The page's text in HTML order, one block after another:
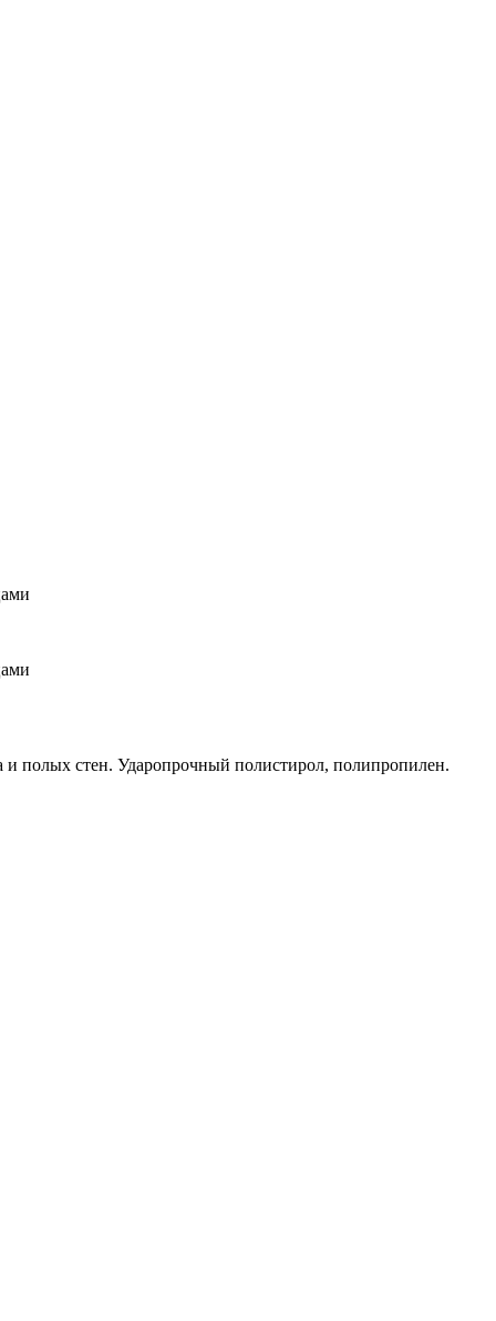
и полых стен. Ударопрочный полистирол, полипропилен.